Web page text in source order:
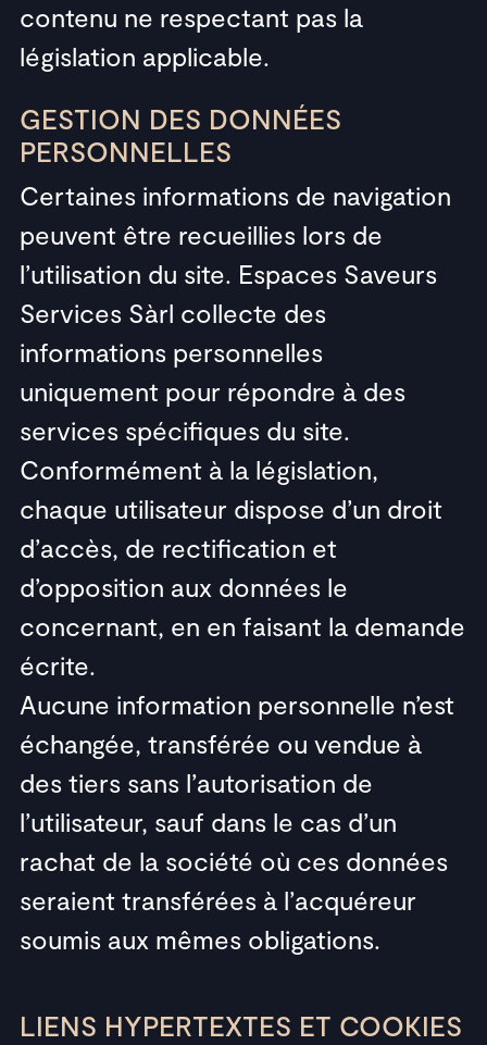
contenu ne respectant pas la
législation applicable.
GESTION DES DONNÉES
PERSONNELLES
Certaines informations de navigation
peuvent être recueillies lors de
l’utilisation du site. Espaces Saveurs
Services Sàrl collecte des
informations personnelles
uniquement pour répondre à des
services spécifiques du site.
Conformément à la législation,
chaque utilisateur dispose d’un droit
d’accès, de rectification et
d’opposition aux données le
concernant, en en faisant la demande
écrite.
Aucune information personnelle n’est
échangée, transférée ou vendue à
des tiers sans l’autorisation de
l’utilisateur, sauf dans le cas d’un
rachat de la société où ces données
seraient transférées à l’acquéreur
soumis aux mêmes obligations.
LIENS HYPERTEXTES ET COOKIES